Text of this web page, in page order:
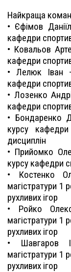
Найкраща
• Єфімов
кафедри
• Ковальов
кафедри
• Лелюк Іван
кафедри
• Лозенко
кафедри
• Бондаренко
курсу кафедри
дисциплін
• Прийомко
курсу кафедри
• Костенко
магістратури 1
рухливих ігор
• Ройко
магістратури 1
рухливих ігор
• Шавгаров
магістратури 1
рухливих ігор